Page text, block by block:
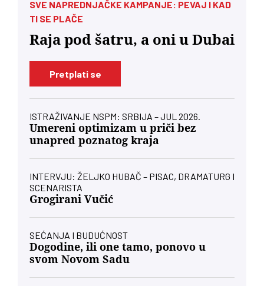
SVE NAPREDNJAČKE KAMPANJE: PEVAJ I KAD
TI SE PLAČE
Raja pod šatru, a oni u Dubai
Pretplati se
ISTRAŽIVANJE NSPM: SRBIJA – JUL 2026.
Umereni optimizam u priči bez
unapred poznatog kraja
INTERVJU: ŽELJKO HUBAČ – PISAC, DRAMATURG I
SCENARISTA
Grogirani Vučić
SEĆANJA I BUDUĆNOST
Dogodine, ili one tamo, ponovo u
svom Novom Sadu